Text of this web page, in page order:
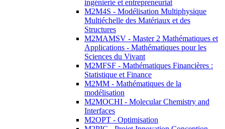
ingénierie et entrepreneuriat
M2M4S - Modélisation Multiphysique
Multiéchelle des Matériaux et des
Structures
M2MAMSV - Master 2 Mathématiques et
Applications - Mathématiques pour les
Sciences du Vivant
M2MFSF - Mathématiques Financières :
Statistique et Finance
M2MM - Mathématiques de la
modélisation
M2MOCHI - Molecular Chemistry and
Interfaces
M2OPT - Optimisation